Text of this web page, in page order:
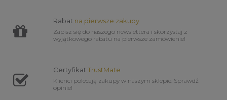
Rabat na pierwsze zakupy
Zapisz się do naszego newslettera i skorzystaj z
wyjątkowego rabatu na pierwsze zamówienie!
CertyfikatTrustMate
Klienci polecają zakupy w naszym sklepie. Sprawdź
opinie!